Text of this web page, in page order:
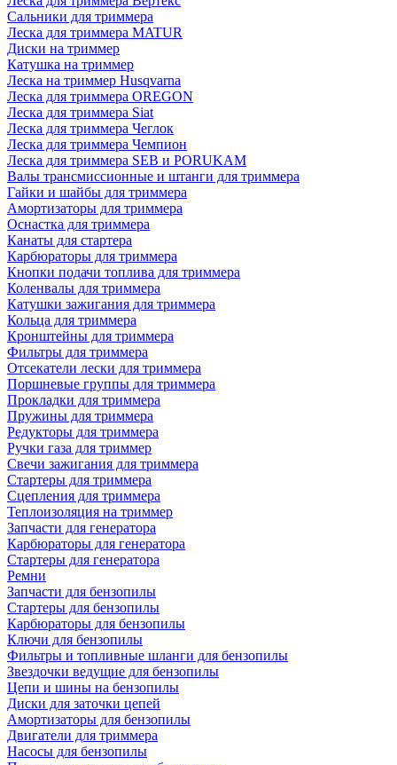
Сальники для триммера
Леска для триммера MATUR
Диски на триммер
Катушка на триммер
Леска на триммер Husqvarna
Леска для триммера OREGON
Леска для триммера Siat
Леска для триммера Чеглок
Леска для триммера Чемпион
Леска для триммера SEB и PORUKAM
Валы трансмиссионные и штанги для триммера
Гайки и шайбы для триммера
Амортизаторы для триммера
Оснастка для триммера
Канаты для стартера
Карбюраторы для триммера
Кнопки подачи топлива для триммера
Коленвалы для триммера
Катушки зажигания для триммера
Кольца для триммера
Кронштейны для триммера
Фильтры для триммера
Отсекатели лески для триммера
Поршневые группы для триммера
Прокладки для триммера
Пружины для триммера
Редукторы для триммера
Ручки газа для триммер
Свечи зажигания для триммера
Стартеры для триммера
Сцепления для триммера
Теплоизоляция на триммер
Запчасти для генератора
Карбюраторы для генератора
Стартеры для генератора
Ремни
Запчасти для бензопилы
Стартеры для бензопилы
Карбюраторы для бензопилы
Ключи для бензопилы
Фильтры и топливные шланги для бензопилы
Звездочки ведущие для бензопилы
Цепи и шины на бензопилы
Диски для заточки цепей
Амортизаторы для бензопилы
Двигатели для триммера
Насосы для бензопилы